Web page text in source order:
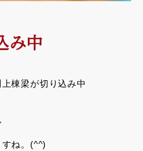
み中
棟梁が切り込み中
ね。(^^)